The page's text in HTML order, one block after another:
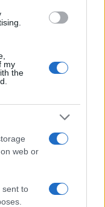
my
the
web or
sent to
μέρα.
→